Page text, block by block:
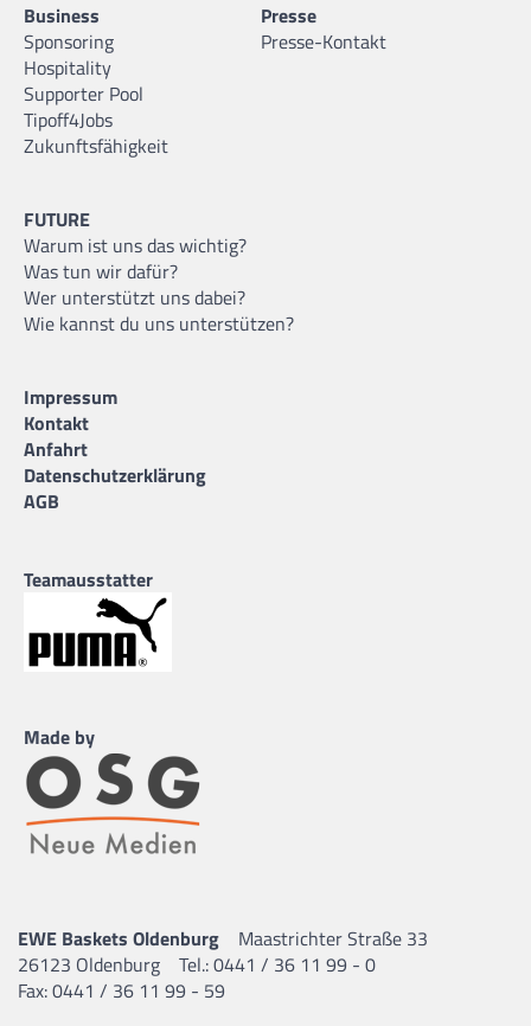
Business
Sponsoring
Hospitality
Supporter Pool
Tipoff4Jobs
Zukunftsfähigkeit
Presse
Presse-Kontakt
FUTURE
Warum ist uns das wichtig?
Was tun wir dafür?
Wer unterstützt uns dabei?
Wie kannst du uns unterstützen?
Impressum
Kontakt
Anfahrt
Datenschutzerklärung
AGB
Teamausstatter
Made by
EWE Baskets Oldenburg
Maastrichter Straße 33
26123 Oldenburg
Tel.: 0441 / 36 11 99 - 0
Fax: 0441 / 36 11 99 - 59